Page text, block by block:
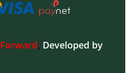
, Developed by